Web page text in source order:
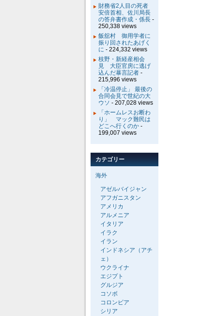
財務省2人目の死者
安倍首相、佐川局長
の答弁書作成・係長 -
250,338 views
飯舘村 御用学者に
振り回されたあげく
に - 224,332 views
枝野・新経産相会
見 大臣官房に逃げ
込んだ暴言記者 -
215,996 views
「冷温停止」 最後の
合同会見で世紀の大
ウソ - 207,028 views
「ホームレスお断わ
り」 マック難民は
どこへ行くのか -
199,007 views
カテゴリー
海外
アゼルバイジャン
アフガニスタン
アメリカ
アルメニア
イタリア
イラク
イラン
インドネシア（アチ
ェ）
ウクライナ
エジプト
グルジア
コソボ
コロンビア
シリア